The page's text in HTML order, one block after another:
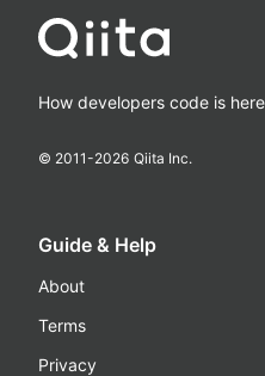
How developers code is
© 2011-2026 Qiita Inc.
Guide & Help
About
Terms
Privacy